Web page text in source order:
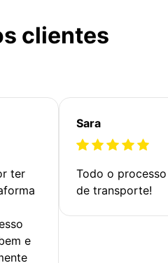
clientes
ter
e
Sara
Todo o
de transporte!